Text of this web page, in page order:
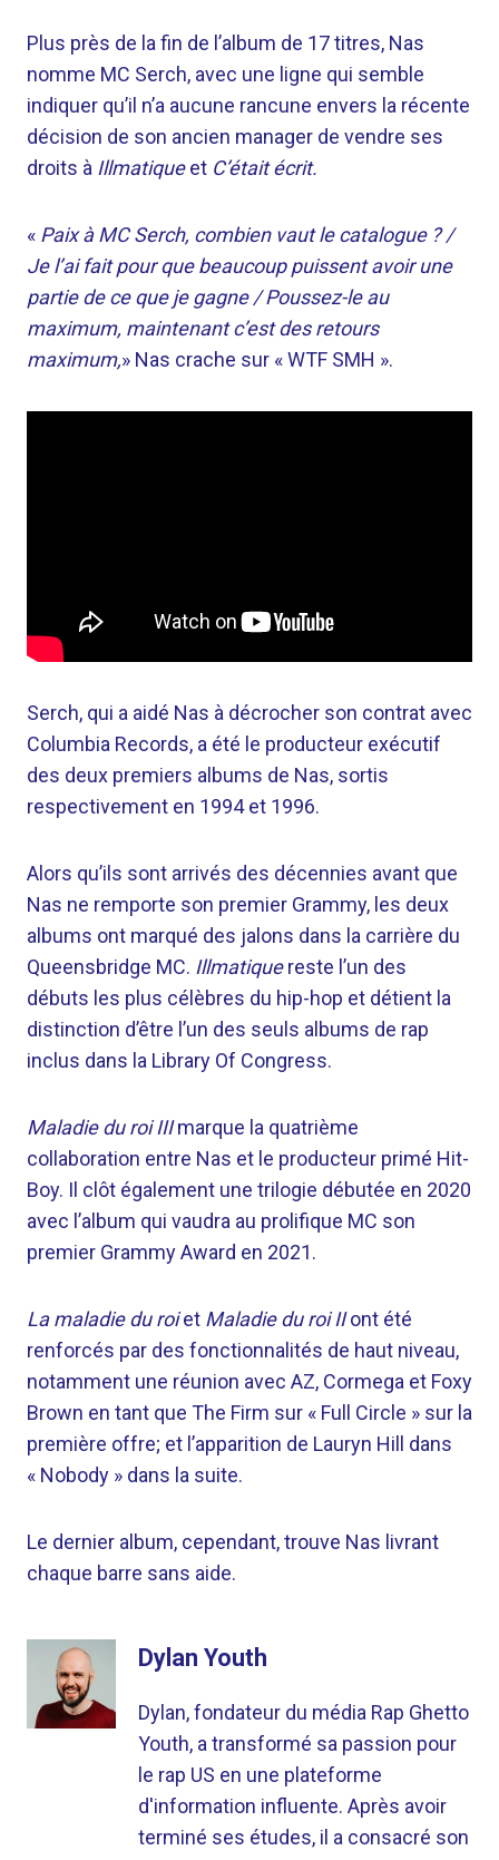
Plus près de la fin de l’album de 17 titres, Nas
nomme MC Serch, avec une ligne qui semble
indiquer qu’il n’a aucune rancune envers la récente
décision de son ancien manager de vendre ses
droits à Illmatiqueet C’était écrit.
« Paix à MC Serch, combien vaut le catalogue ? /
Je l’ai fait pour que beaucoup puissent avoir une
partie de ce que je gagne / Poussez-le au
maximum, maintenant c’est des retours
maximum,» Nas crache sur « WTF SMH ».
Serch, qui a aidé Nas à décrocher son contrat avec
Columbia Records, a été le producteur exécutif
des deux premiers albums de Nas, sortis
respectivement en 1994 et 1996.
Alors qu’ils sont arrivés des décennies avant que
Nas ne remporte son premier Grammy, les deux
albums ont marqué des jalons dans la carrière du
Queensbridge MC. Illmatiquereste l’un des
débuts les plus célèbres du hip-hop et détient la
distinction d’être l’un des seuls albums de rap
inclus dans la Library Of Congress.
Maladie du roi IIImarque la quatrième
collaboration entre Nas et le producteur primé Hit-
Boy. Il clôt également une trilogie débutée en 2020
avec l’album qui vaudra au prolifique MC son
premier Grammy Award en 2021.
La maladie du roiet Maladie du roi IIont été
renforcés par des fonctionnalités de haut niveau,
notamment une réunion avec AZ, Cormega et Foxy
Brown en tant que The Firm sur « Full Circle » sur la
première offre; et l’apparition de Lauryn Hill dans
« Nobody » dans la suite.
Le dernier album, cependant, trouve Nas livrant
chaque barre sans aide.
Dylan Youth
Dylan, fondateur du média Rap Ghetto
Youth, a transformé sa passion pour
le rap US en une plateforme
d'information influente. Après avoir
terminé ses études, il a consacré son